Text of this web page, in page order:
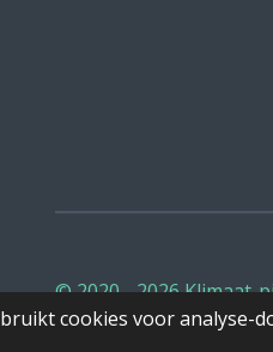
cookies voor analyse-
© 2020 - 2026 Klimaat-